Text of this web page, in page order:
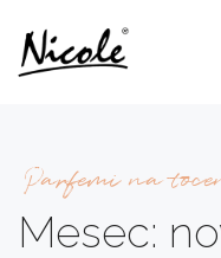
Parfemi na
Mesec: